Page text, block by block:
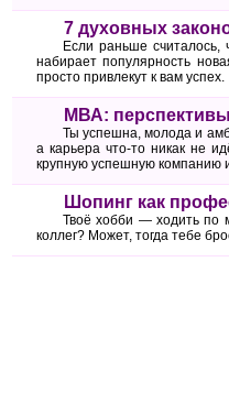
7 духовных
Если раньше
набирает популярность
просто привлекут к вам успех.
МВА:
Ты успешна, молода и
а карьера что-то никак не
крупную успешную компанию
Шопинг как
Твоё хобби — ходить по
коллег? Может, тогда тебе